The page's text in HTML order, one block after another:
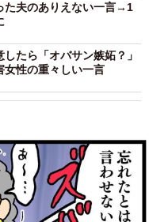
た夫のありえない一言→1
たら「オバサン嫉妬？」
女性の重々しい一言